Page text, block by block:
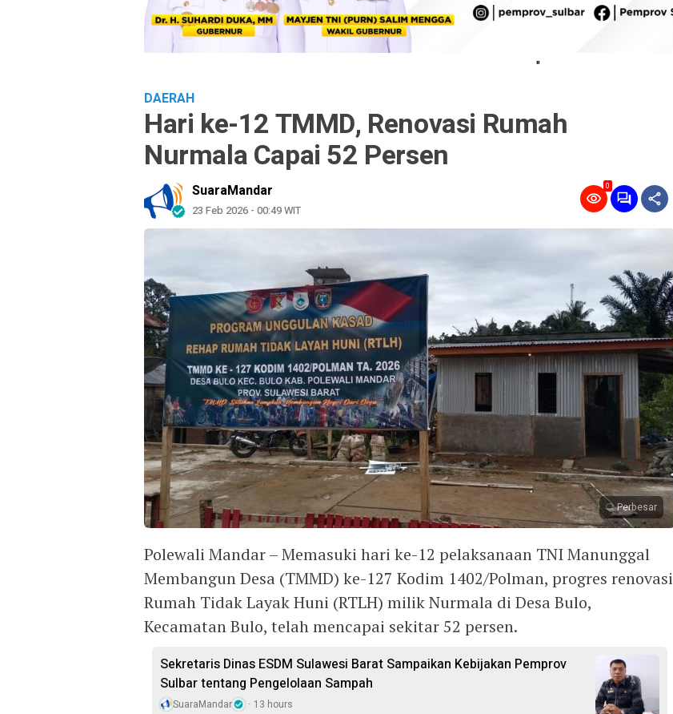
"
DAERAH
Hari ke-12 TMMD, Renovasi Rumah
Nurmala Capai 52 Persen
SuaraMandar
23 Feb 2026 - 00:49 WIT
0
Perbesar
Polewali Mandar – Memasuki hari ke-12 pelaksanaan TNI Manunggal
Membangun Desa (TMMD) ke-127 Kodim 1402/Polman, progres renovasi
Rumah Tidak Layak Huni (RTLH) milik Nurmala di Desa Bulo,
Kecamatan Bulo, telah mencapai sekitar 52 persen.
Sekretaris Dinas ESDM Sulawesi Barat Sampaikan Kebijakan Pemprov
Sulbar tentang Pengelolaan Sampah
SuaraMandar 13 hours